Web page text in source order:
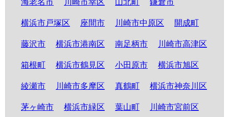
海老名市 川崎市幸区 山北町 鎌倉市
横浜市戸塚区 座間市 川崎市中原区 開成町
藤沢市 横浜市港南区 南足柄市 川崎市高津区
箱根町 横浜市鶴見区 小田原市 横浜市旭区
綾瀬市 川崎市多摩区 真鶴町 横浜市神奈川区
茅ヶ崎市 横浜市緑区 葉山町 川崎市宮前区